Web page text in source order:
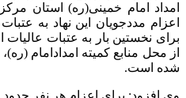
امداد امام خمینی(ره) استان
اعزام مددجویان این نهاد به
برای نخستین بار به عتبات عالیات
از محل منابع کمیته امدادامام
شده است.